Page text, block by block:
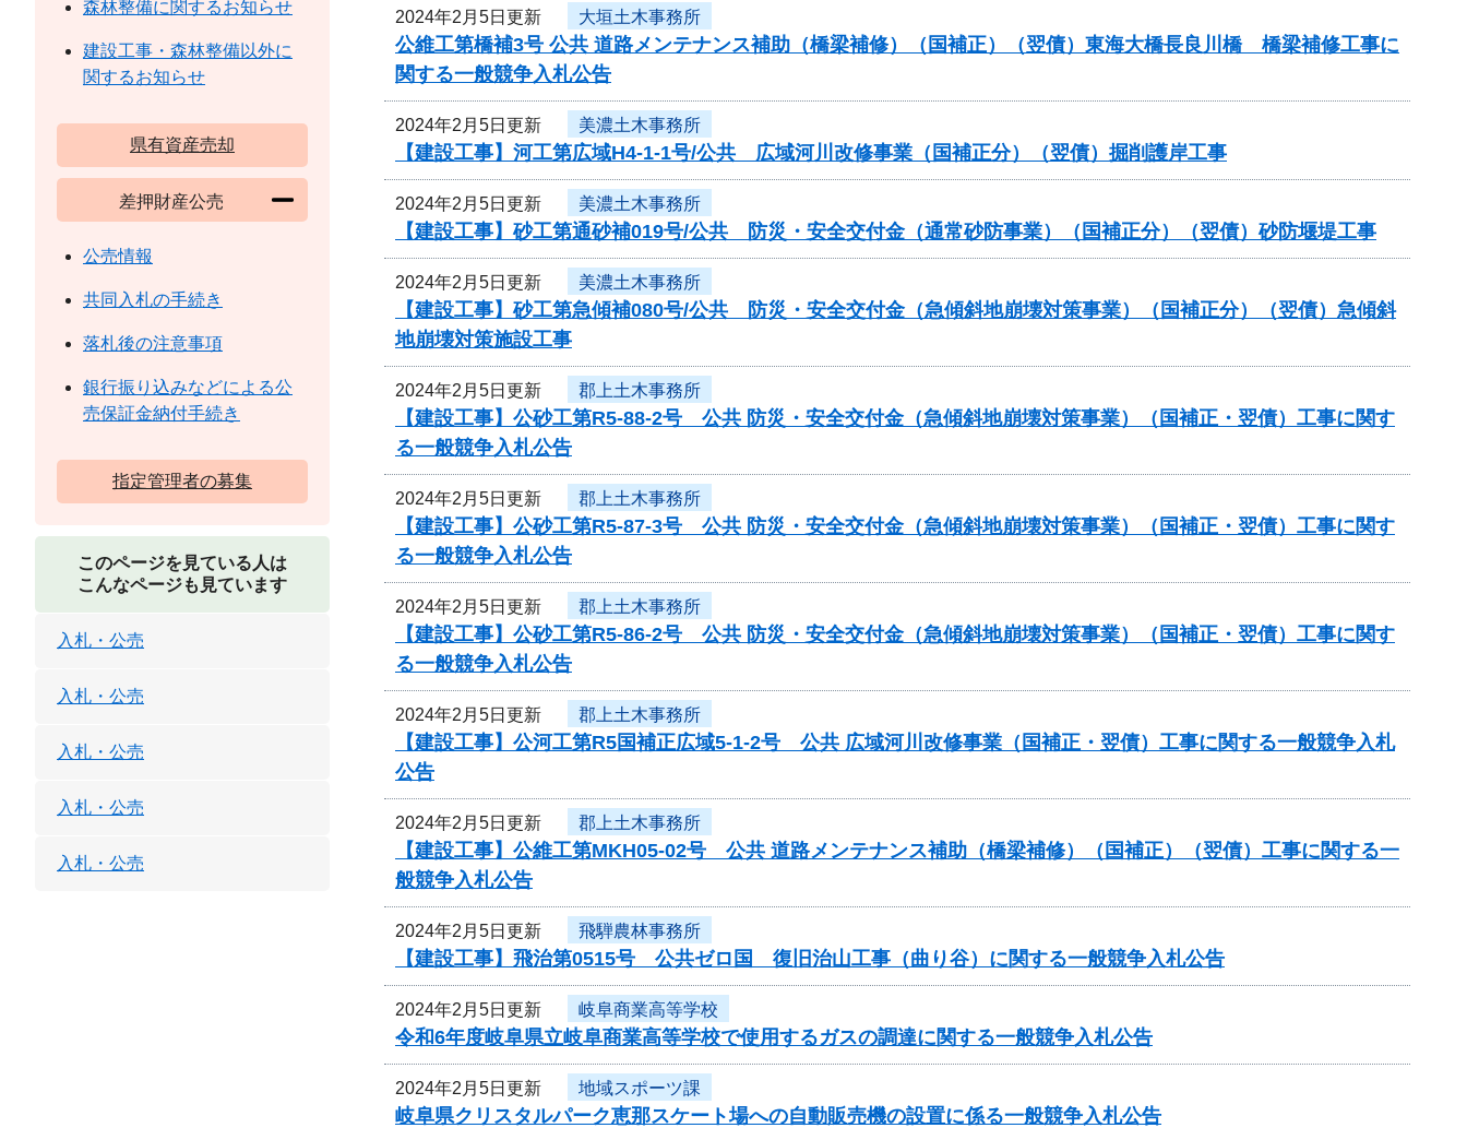
2024年2月5日更新 大垣土木事務所
公維工第橋補3号 公共 道路メンテナンス補助（橋梁補修）（国補正）（翌債）東海大橋長良川橋 橋梁補修工事に
関する一般競争入札公告
2024年2月5日更新 美濃土木事務所
【建設工事】河工第広域H4-1-1号/公共 広域河川改修事業（国補正分）（翌債）掘削護岸工事
2024年2月5日更新 美濃土木事務所
【建設工事】砂工第通砂補019号/公共 防災・安全交付金（通常砂防事業）（国補正分）（翌債）砂防堰堤工事
2024年2月5日更新 美濃土木事務所
【建設工事】砂工第急傾補080号/公共 防災・安全交付金（急傾斜地崩壊対策事業）（国補正分）（翌債）急傾斜
地崩壊対策施設工事
2024年2月5日更新 郡上土木事務所
【建設工事】公砂工第R5-88-2号 公共 防災・安全交付金（急傾斜地崩壊対策事業）（国補正・翌債）工事に関す
る一般競争入札公告
2024年2月5日更新 郡上土木事務所
【建設工事】公砂工第R5-87-3号 公共 防災・安全交付金（急傾斜地崩壊対策事業）（国補正・翌債）工事に関す
る一般競争入札公告
2024年2月5日更新 郡上土木事務所
【建設工事】公砂工第R5-86-2号 公共 防災・安全交付金（急傾斜地崩壊対策事業）（国補正・翌債）工事に関す
る一般競争入札公告
2024年2月5日更新 郡上土木事務所
【建設工事】公河工第R5国補正広域5-1-2号 公共 広域河川改修事業（国補正・翌債）工事に関する一般競争入札
公告
2024年2月5日更新 郡上土木事務所
【建設工事】公維工第MKH05-02号 公共 道路メンテナンス補助（橋梁補修）（国補正）（翌債）工事に関する一
般競争入札公告
2024年2月5日更新 飛騨農林事務所
【建設工事】飛治第0515号 公共ゼロ国 復旧治山工事（曲り谷）に関する一般競争入札公告
2024年2月5日更新 岐阜商業高等学校
令和6年度岐阜県立岐阜商業高等学校で使用するガスの調達に関する一般競争入札公告
2024年2月5日更新 地域スポーツ課
岐阜県クリスタルパーク恵那スケート場への自動販売機の設置に係る一般競争入札公告
森林整備に関するお知らせ
建設工事・森林整備以外に
関するお知らせ
県有資産売却
差押財産公売
公売情報
共同入札の手続き
落札後の注意事項
銀行振り込みなどによる公
売保証金納付手続き
指定管理者の募集
このページを見ている人は
こんなページも見ています
入札・公売
入札・公売
入札・公売
入札・公売
入札・公売